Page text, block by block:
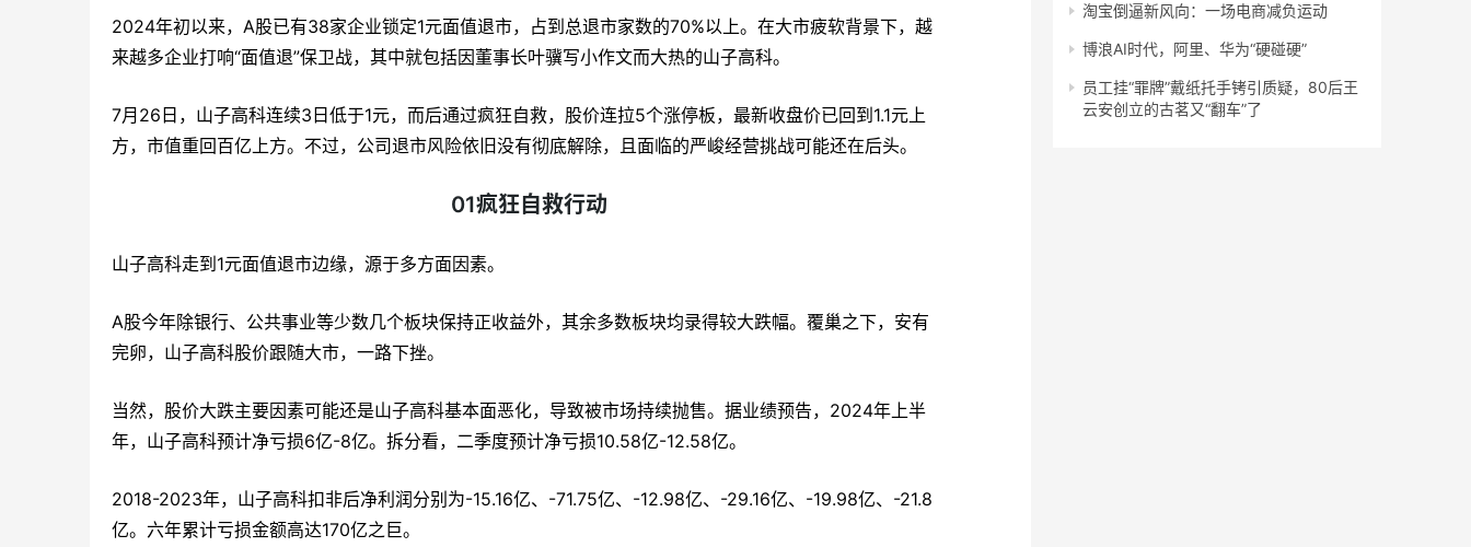
2024年初以来，A股已有38家企业锁定1元面值退市，占到总退市家数的70%以上。在大市疲软背景下，越
来越多企业打响“面值退”保卫战，其中就包括因董事长叶骥写小作文而大热的山子高科。
7月26日，山子高科连续3日低于1元，而后通过疯狂自救，股价连拉5个涨停板，最新收盘价已回到1.1元上
方，市值重回百亿上方。不过，公司退市风险依旧没有彻底解除，且面临的严峻经营挑战可能还在后头。
01疯狂自救行动
山子高科走到1元面值退市边缘，源于多方面因素。
A股今年除银行、公共事业等少数几个板块保持正收益外，其余多数板块均录得较大跌幅。覆巢之下，安有
完卵，山子高科股价跟随大市，一路下挫。
当然，股价大跌主要因素可能还是山子高科基本面恶化，导致被市场持续抛售。据业绩预告，2024年上半
年，山子高科预计净亏损6亿-8亿。拆分看，二季度预计净亏损10.58亿-12.58亿。
2018-2023年，山子高科扣非后净利润分别为-15.16亿、-71.75亿、-12.98亿、-29.16亿、-19.98亿、-21.8
亿。六年累计亏损金额高达170亿之巨。
淘宝倒逼新风向：一场电商减负运动
博浪AI时代，阿里、华为“硬碰硬”
员工挂“罪牌”戴纸托手铐引质疑，80后王
云安创立的古茗又“翻车”了